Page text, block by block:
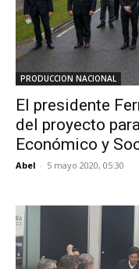
PRODUCCION NACIONAL
El presidente
del proyecto
Económico y
Abel - 5 mayo 2020, 05:30